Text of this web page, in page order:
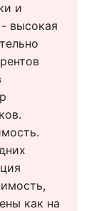
и
высокая
как на